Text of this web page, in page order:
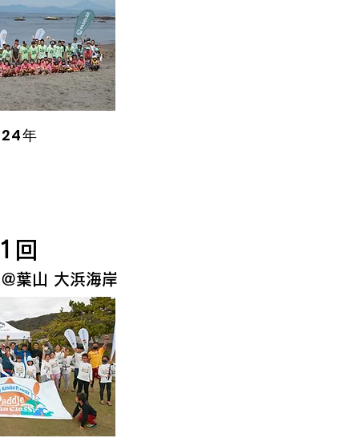
年
回
葉山 大浜海岸